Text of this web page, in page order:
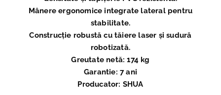
Mânere ergonomice integrate lateral pentru
stabilitate.
Construcție robustă cu tăiere laser și sudură
robotizată.
Greutate netă: 174 kg
Garantie: 7 ani
Producator: SHUA